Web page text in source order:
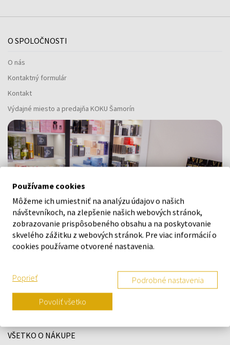
O SPOLOČNOSTI
O nás
Kontaktný formulár
Kontakt
Výdajné miesto a predajňa KOKU Šamorín
Navštívte našu predajňu v Šamoríne
Na Bratislavskej 64/76, Šamorín, 931 01
VŠETKO O NÁKUPE
Používame cookies
Môžeme ich umiestniť na analýzu údajov o našich
návštevníkoch, na zlepšenie našich webových stránok,
zobrazovanie prispôsobeného obsahu a na poskytovanie
skvelého zážitku z webových stránok. Pre viac informácií o
cookies používame otvorené nastavenia.
Poprieť Podrobné nastavenia
Povoliť všetko